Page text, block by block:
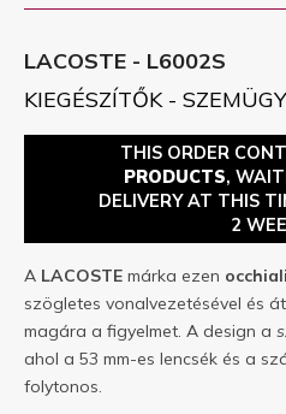
LACOSTE - L6002S
KIEGÉSZÍTŐK -
THIS ORDER
PRODUCTS,
DELIVERY AT THIS
2
A LACOSTE márka ezen occhiali
szögletes vonalvezetésével és
magára a figyelmet. A design a
ahol a 53 mm-es lencsék és a
folytonos.